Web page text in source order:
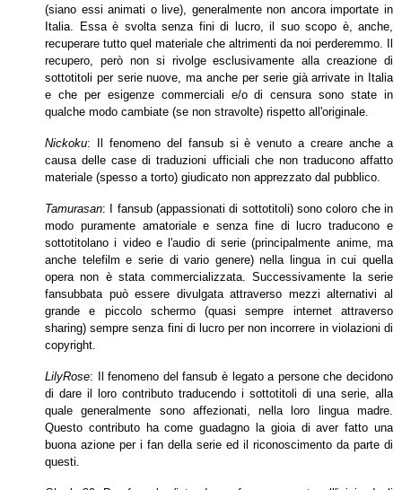
(siano essi animati o live), generalmentenon ancora importate in
Italia. Essa è svolta senza fini di lucro, il suo scopo è, anche,
recuperare tutto quel materiale che altrimenti da noi perderemmo. Il
recupero, perònon si rivolge esclusivamente alla creazione di
sottotitoli per serie nuove, ma anche per serie già arrivate in Italia
e che per esigenze commerciali e/o di censura sono state in
qualche modo cambiate (se non stravolte) rispetto all'originale.
Nickoku: Il fenomeno del fansub si è venuto a creare anche a
causa delle case di traduzioni ufficiali che non traducono affatto
materiale (spesso a torto) giudicato non apprezzato dal pubblico.
Tamurasan: I fansub (appassionati di sottotitoli) sono coloro che in
modo puramente amatoriale e senza fine di lucro traducono e
sottotitolano i video e l'audio di serie (principalmente anime, ma
anche telefilm e serie di vario genere) nella lingua in cui quella
opera non è stata commercializzata. Successivamente la serie
fansubbata può essere divulgata attraverso mezzi alternativi al
grande e piccolo schermo (quasi sempre internet attraverso
sharing) sempre senza fini di lucro per non incorrere inviolazioni di
copyright.
LilyRose: Il fenomeno del fansub è legato a persone che decidono
di dare il loro contributo traducendo i sottotitoli di una serie, alla
quale generalmente sono affezionati,
nella loro lingua madre.
Questo contributo ha come guadagno la gioia di aver fatto una
buona azione per i fan della serie ed il riconoscimento da parte di
questi.